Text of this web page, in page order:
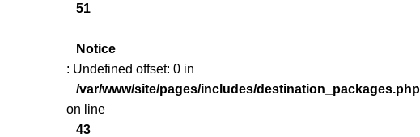
51
Notice
: Undefined offset: 0 in
/var/www/site/pages/includes/destination_packages.php
on line
43